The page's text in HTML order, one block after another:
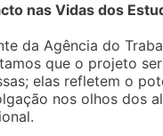
nas Vidas dos
da Agência do
que o projeto
elas refletem o
nos olhos dos